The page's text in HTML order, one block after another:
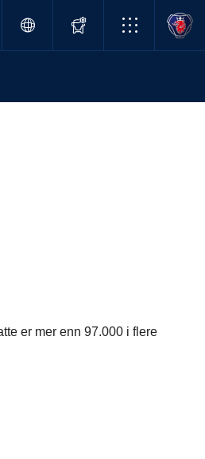
er mer enn 97.000 i flere